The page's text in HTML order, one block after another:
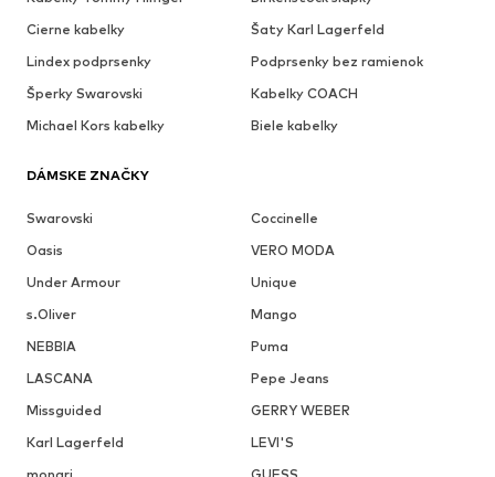
Cierne kabelky
Šaty Karl Lagerfeld
Lindex podprsenky
Podprsenky bez ramienok
Šperky Swarovski
Kabelky COACH
Michael Kors kabelky
Biele kabelky
DÁMSKE ZNAČKY
Swarovski
Coccinelle
Oasis
VERO MODA
Under Armour
Unique
s.Oliver
Mango
NEBBIA
Puma
LASCANA
Pepe Jeans
Missguided
GERRY WEBER
Karl Lagerfeld
LEVI'S